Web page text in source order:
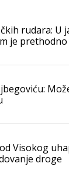
rudara: U
je
Visokog
droge